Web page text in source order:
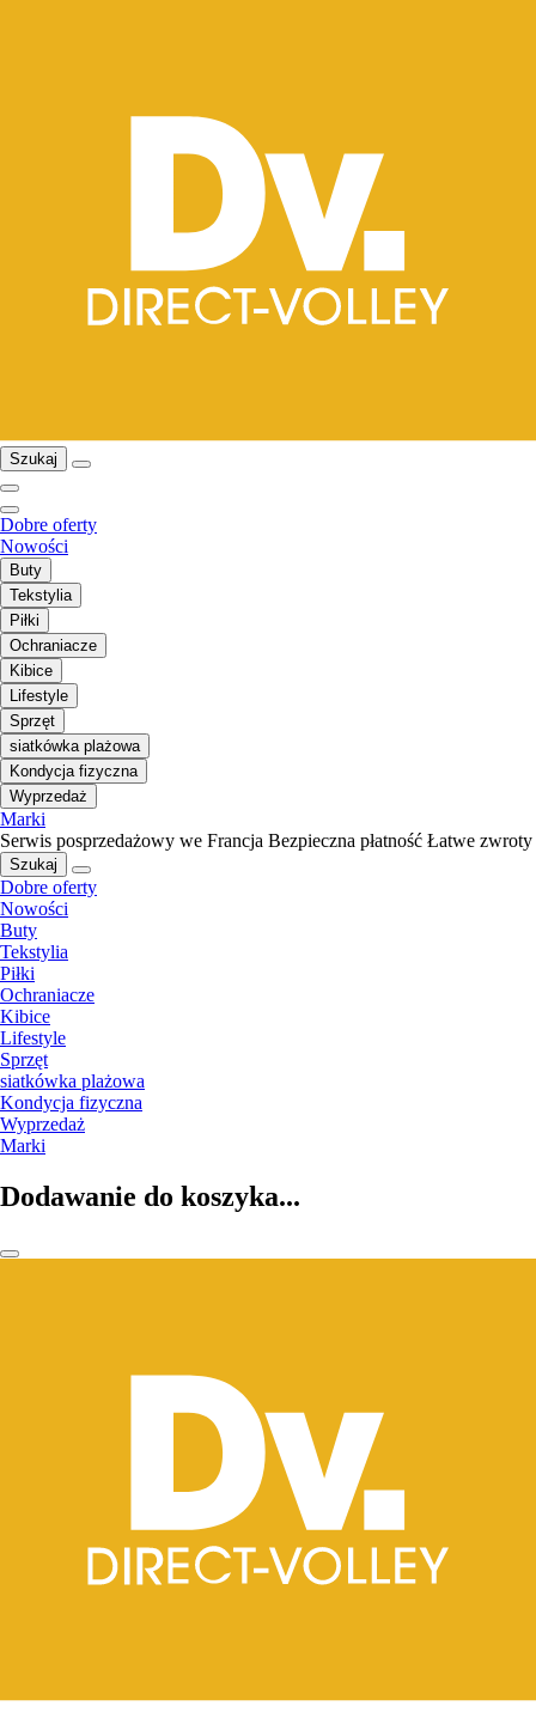
Szukaj
Dobre oferty
Nowości
Buty
Tekstylia
Piłki
Ochraniacze
Kibice
Lifestyle
Sprzęt
siatkówka plażowa
Kondycja fizyczna
Wyprzedaż
Marki
Serwis posprzedażowy we Francja Bezpieczna płatność Łatwe zwroty
Szukaj
Dobre oferty
Nowości
Buty
Tekstylia
Piłki
Ochraniacze
Kibice
Lifestyle
Sprzęt
siatkówka plażowa
Kondycja fizyczna
Wyprzedaż
Marki
Dodawanie do koszyka...